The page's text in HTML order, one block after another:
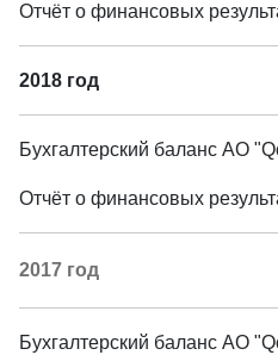
Отчёт о финансовых
2018 год
Бухгалтерский баланс АО
Отчёт о финансовых
2017 год
Бухгалтерский баланс АО